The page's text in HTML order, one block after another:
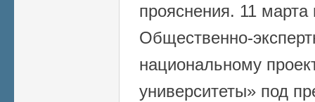
прояснения. 11 марта
Общественно-
национальному
университеты» под